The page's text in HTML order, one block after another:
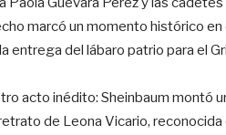
marcó un momento histórico
entrega del lábaro patrio para el
acto inédito: Sheinbaum montó
de Leona Vicario,